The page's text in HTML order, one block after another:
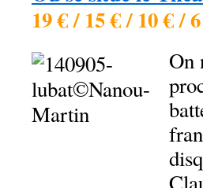
19 € / 15 € / 10 € /
On